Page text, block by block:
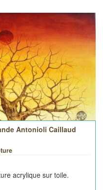
Antonioli Caillaud
acrylique sur toile.